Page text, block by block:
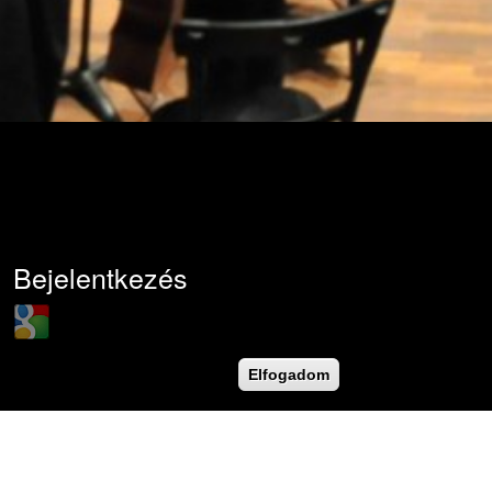
Bejelentkezés
Login with Google
Elfogadom